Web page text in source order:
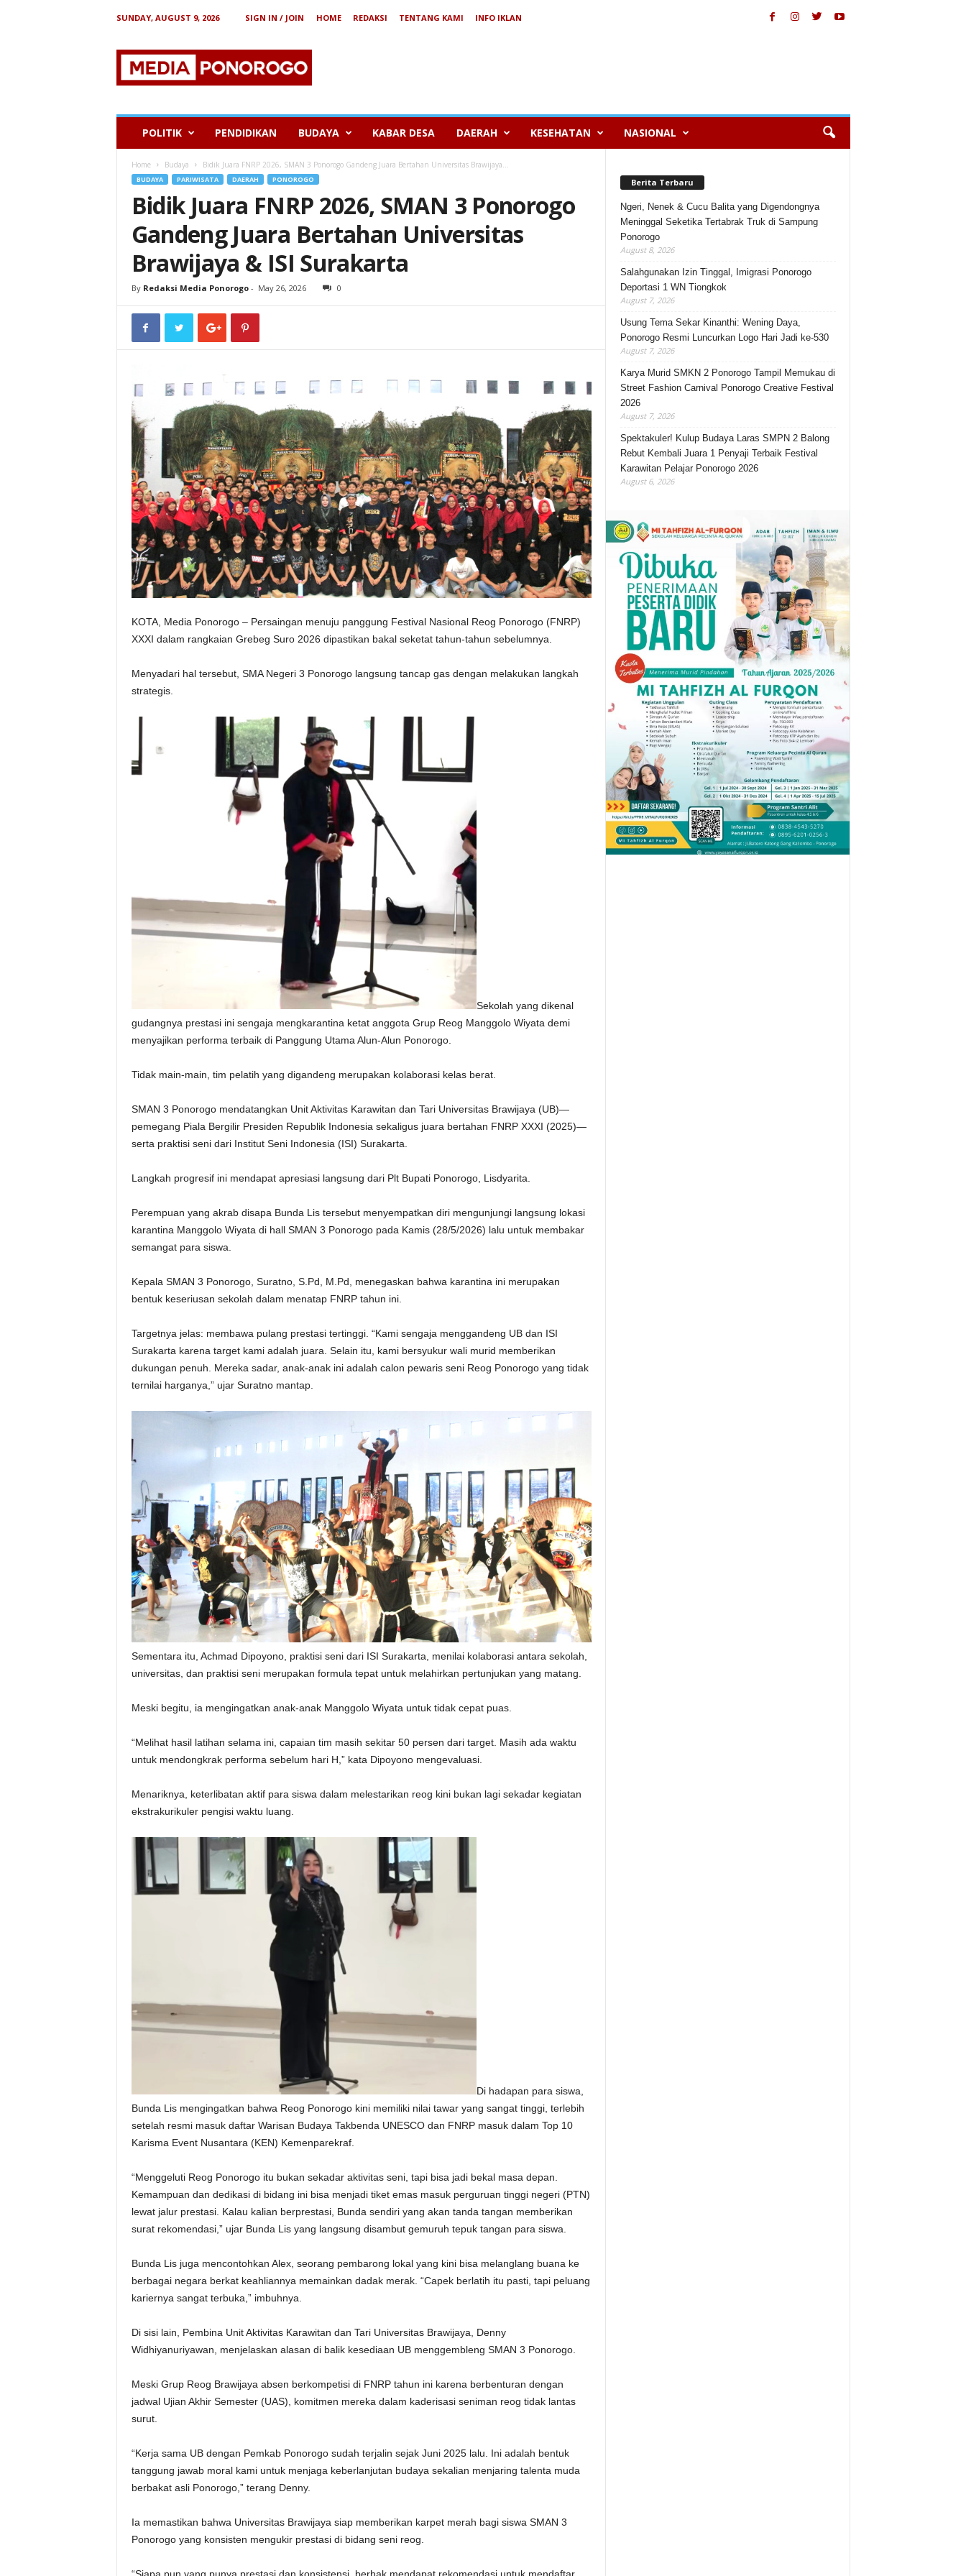
SUNDAY, AUGUST 9, 2026 SIGN IN / JOIN HOME REDAKSI TENTANG KAMI
INFO IKLAN
e
POLITIK PENDIDIKAN BUDAYA KABAR DESA DAERAH KESEHATAN NASIONAL
Home Budaya Bidik Juara FNRP 2026, SMAN 3 Ponorogo Gandeng Juara Bertahan Universitas Brawijaya...
BUDAYA PARIWISATA DAERAH PONOROGO
Bidik Juara FNRP 2026, SMAN 3 Ponorogo
Gandeng Juara Bertahan Universitas
Brawijaya & ISI Surakarta
By Redaksi Media Ponorogo- May 26, 2026 0
KOTA, Media Ponorogo – Persaingan menuju panggung Festival Nasional Reog Ponorogo (FNRP)
XXXI dalam rangkaian Grebeg Suro 2026 dipastikan bakal seketat tahun-tahun sebelumnya.
Menyadari hal tersebut, SMA Negeri 3 Ponorogo langsung tancap gas dengan melakukan langkah
strategis.
Sekolah yang dikenal
gudangnya prestasi ini sengaja mengkarantina ketat anggota Grup Reog Manggolo Wiyata demi
menyajikan performa terbaik di Panggung Utama Alun-Alun Ponorogo.
Tidak main-main, tim pelatih yang digandeng merupakan kolaborasi kelas berat.
SMAN 3 Ponorogo mendatangkan Unit Aktivitas Karawitan dan Tari Universitas Brawijaya (UB)—
pemegang Piala Bergilir Presiden Republik Indonesia sekaligus juara bertahan FNRP XXXI (2025)—
serta praktisi seni dari Institut Seni Indonesia (ISI) Surakarta.
Langkah progresif ini mendapat apresiasi langsung dari Plt Bupati Ponorogo, Lisdyarita.
Perempuan yang akrab disapa Bunda Lis tersebut menyempatkan diri mengunjungi langsung lokasi
karantina Manggolo Wiyata di hall SMAN 3 Ponorogo pada Kamis (28/5/2026) lalu untuk membakar
semangat para siswa.
Kepala SMAN 3 Ponorogo, Suratno, S.Pd, M.Pd, menegaskan bahwa karantina ini merupakan
bentuk keseriusan sekolah dalam menatap FNRP tahun ini.
Targetnya jelas: membawa pulang prestasi tertinggi. “Kami sengaja menggandeng UB dan ISI
Surakarta karena target kami adalah juara. Selain itu, kami bersyukur wali murid memberikan
dukungan penuh. Mereka sadar, anak-anak ini adalah calon pewaris seni Reog Ponorogo yang tidak
ternilai harganya,” ujar Suratno mantap.
Sementara itu, Achmad Dipoyono, praktisi seni dari ISI Surakarta, menilai kolaborasi antara sekolah,
universitas, dan praktisi seni merupakan formula tepat untuk melahirkan pertunjukan yang matang.
Meski begitu, ia mengingatkan anak-anak Manggolo Wiyata untuk tidak cepat puas.
“Melihat hasil latihan selama ini, capaian tim masih sekitar 50 persen dari target. Masih ada waktu
untuk mendongkrak performa sebelum hari H,” kata Dipoyono mengevaluasi.
Menariknya, keterlibatan aktif para siswa dalam melestarikan reog kini bukan lagi sekadar kegiatan
ekstrakurikuler pengisi waktu luang.
Di hadapan para siswa,
Bunda Lis mengingatkan bahwa Reog Ponorogo kini memiliki nilai tawar yang sangat tinggi, terlebih
setelah resmi masuk daftar Warisan Budaya Takbenda UNESCO dan FNRP masuk dalam Top 10
Karisma Event Nusantara (KEN) Kemenparekraf.
“Menggeluti Reog Ponorogo itu bukan sekadar aktivitas seni, tapi bisa jadi bekal masa depan.
Kemampuan dan dedikasi di bidang ini bisa menjadi tiket emas masuk perguruan tinggi negeri (PTN)
lewat jalur prestasi. Kalau kalian berprestasi, Bunda sendiri yang akan tanda tangan memberikan
surat rekomendasi,” ujar Bunda Lis yang langsung disambut gemuruh tepuk tangan para siswa.
Bunda Lis juga mencontohkan Alex, seorang pembarong lokal yang kini bisa melanglang buana ke
berbagai negara berkat keahliannya memainkan dadak merak. “Capek berlatih itu pasti, tapi peluang
kariernya sangat terbuka,” imbuhnya.
Di sisi lain, Pembina Unit Aktivitas Karawitan dan Tari Universitas Brawijaya, Denny
Widhiyanuriyawan, menjelaskan alasan di balik kesediaan UB menggembleng SMAN 3 Ponorogo.
Meski Grup Reog Brawijaya absen berkompetisi di FNRP tahun ini karena berbenturan dengan
jadwal Ujian Akhir Semester (UAS), komitmen mereka dalam kaderisasi seniman reog tidak lantas
surut.
“Kerja sama UB dengan Pemkab Ponorogo sudah terjalin sejak Juni 2025 lalu. Ini adalah bentuk
tanggung jawab moral kami untuk menjaga keberlanjutan budaya sekalian menjaring talenta muda
berbakat asli Ponorogo,” terang Denny.
Ia memastikan bahwa Universitas Brawijaya siap memberikan karpet merah bagi siswa SMAN 3
Ponorogo yang konsisten mengukir prestasi di bidang seni reog.
Berita Terbaru
Ngeri, Nenek & Cucu Balita yang Digendongnya
Meninggal Seketika Tertabrak Truk di Sampung
Ponorogo
August 8, 2026
Salahgunakan Izin Tinggal, Imigrasi Ponorogo
Deportasi 1 WN Tiongkok
August 7, 2026
Usung Tema Sekar Kinanthi: Wening Daya,
Ponorogo Resmi Luncurkan Logo Hari Jadi ke-530
August 7, 2026
Karya Murid SMKN 2 Ponorogo Tampil Memukau di
Street Fashion Carnival Ponorogo Creative Festival
2026
August 7, 2026
Spektakuler! Kulup Budaya Laras SMPN 2 Balong
Rebut Kembali Juara 1 Penyaji Terbaik Festival
Karawitan Pelajar Ponorogo 2026
August 6, 2026